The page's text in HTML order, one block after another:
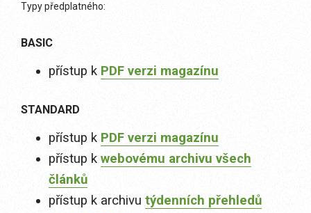
Typy předplatného:
BASIC
přístup k PDF verzi magazínu
STANDARD
přístup k PDF verzi magazínu
přístup k webovému archivu všech
článků
přístup k archivu týdenních přehledů